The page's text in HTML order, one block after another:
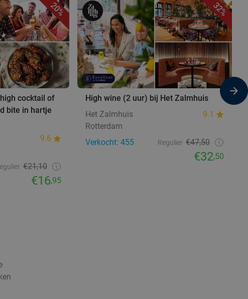
20%
cocktail of
bite in hartje
9.6
€21,10
€16,95
32%
High wine (2 uur) bij Het Zalmhuis
Het Zalmhuis
9.1
Rotterdam
Verkocht: 455
Regulier €47,50
€32,50